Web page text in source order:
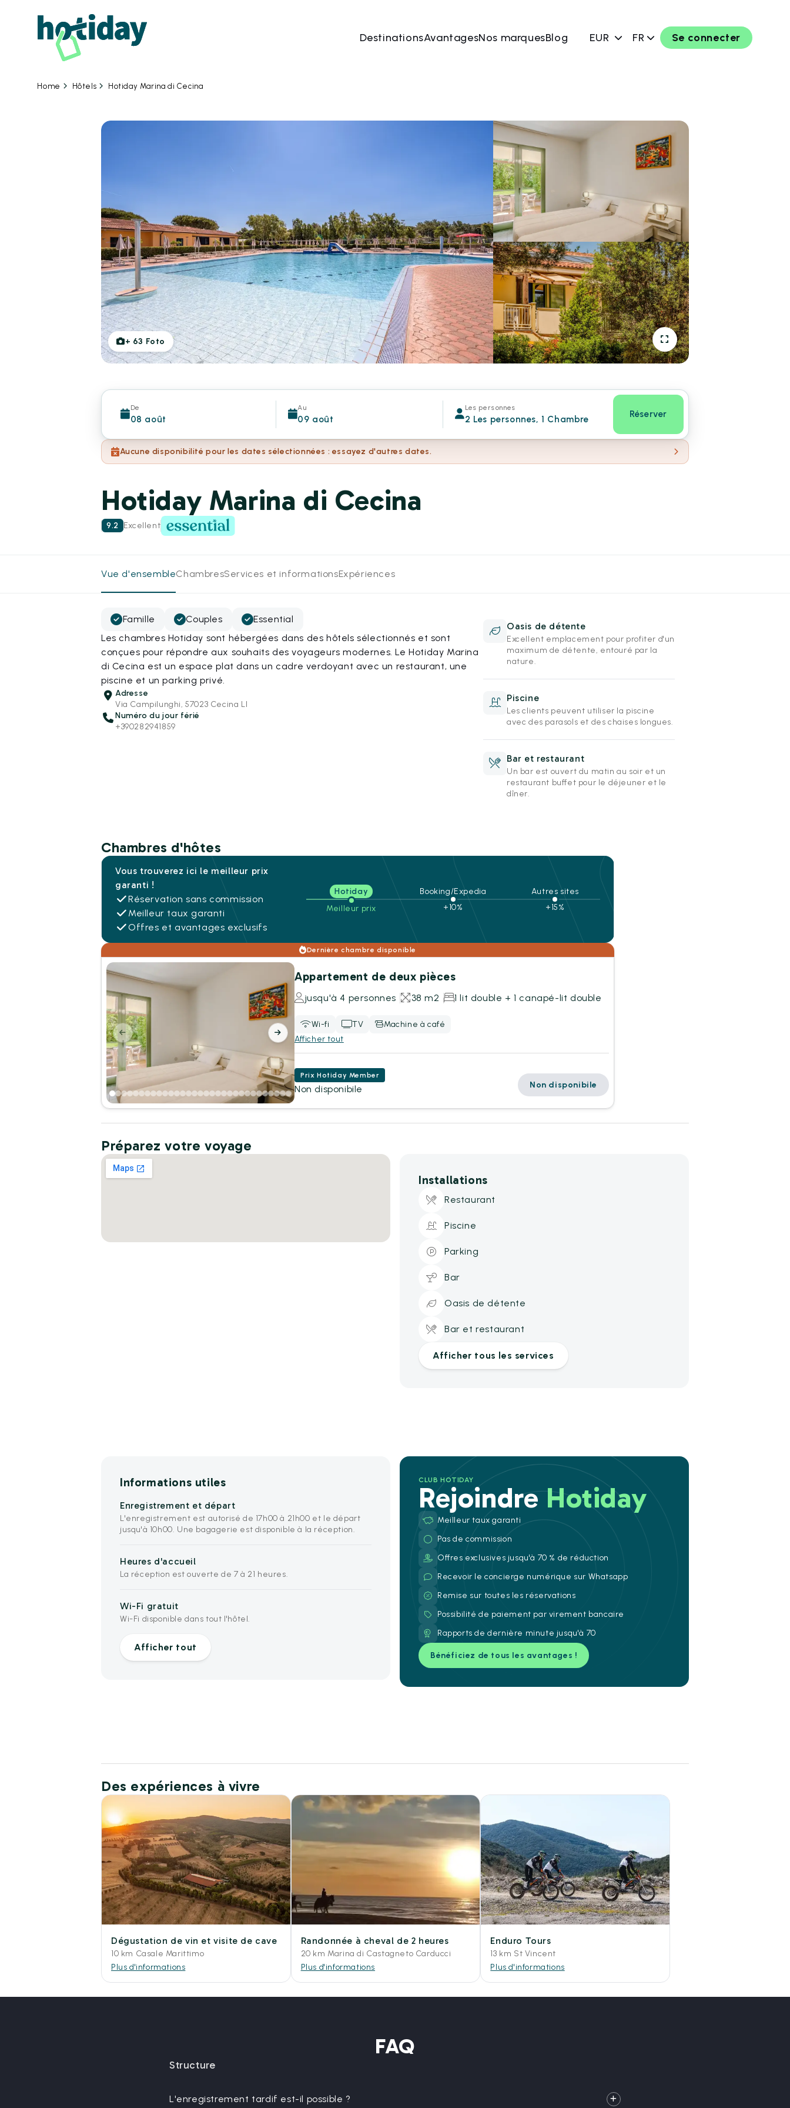
DestinationsAvantagesNos marquesBlog EUR FR Se connecter
Home Hôtels Hotiday Marina di Cecina
+ 63 Foto
De
08 août
Au
09 août
Les personnes
2 Les personnes, 1 Chambre Réserver
Aucune disponibilité pour les dates sélectionnées : essayez d'autres dates.
Hotiday Marina di Cecina
9.2 Excellent
Vue d'ensembleChambresServices et informationsExpériences
Famille Couples
Essential
Les chambres Hotiday sont hébergées dans des hôtels sélectionnés et sont
conçues pour répondre aux souhaits des voyageurs modernes. Le Hotiday Marina
di Cecina est un espace plat dans un cadre verdoyant avec un restaurant, une
piscine et un parking privé.
Adresse
Via Campilunghi, 57023 Cecina LI
Numéro du jour férié
+390282941859
Oasis de détente
Excellent emplacement pour profiter d'un
maximum de détente, entouré par la
nature.
Piscine
Les clients peuvent utiliser la piscine
avec des parasols et des chaises longues.
Bar et restaurant
Un bar est ouvert du matin au soir et un
restaurant buffet pour le déjeuner et le
dîner.
Chambres d'hôtes
Vous trouverez ici le meilleur prix
garanti !
Réservation sans commission
Meilleur taux garanti
Offres et avantages exclusifs
Hotiday
Meilleur prix
Booking/Expedia
+10%
Autres sites
+15%
Dernière chambre disponible
Appartement de deux pièces
jusqu'à 4 personnes 38 m2 1 lit double + 1 canapé-lit double
Wi-fi TV
Machine à café
Afficher tout
Prix Hotiday Member
Non disponibile Non disponibile
Préparez votre voyage
Installations
Restaurant
Piscine
Parking
Bar
Oasis de détente
Bar et restaurant
Afficher tous les services
Informations utiles
Enregistrement et départ
L'enregistrement est autorisé de 17h00 à 21h00 et le départ
jusqu'à 10h00. Une bagagerie est disponible à la réception.
Heures d'accueil
La réception est ouverte de 7 à 21 heures.
Wi-Fi gratuit
Wi-Fi disponible dans tout l'hôtel.
Afficher tout
CLUB HOTIDAY
RejoindreHotiday
Meilleur taux garanti
Pas de commission
Offres exclusives jusqu'à 70 % de réduction
Recevoir le concierge numérique sur Whatsapp
Remise sur toutes les réservations
Possibilité de paiement par virement bancaire
Rapports de dernière minute jusqu'à 70
Bénéficiez de tous les avantages !
Des expériences à vivre
Dégustation de vin et visite de cave
10 km Casale Marittimo
Plus d'informations
Randonnée à cheval de 2 heures
20 km Marina di Castagneto Carducci
Plus d'informations
Enduro Tours
13 km St Vincent
Plus d'informations
FAQ
Structure
L'enregistrement tardif est-il possible ?